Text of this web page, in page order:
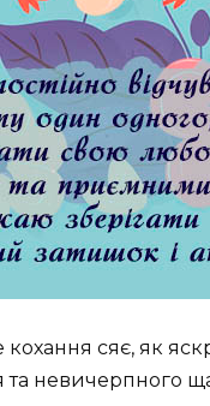
сяє, як
невичерпного